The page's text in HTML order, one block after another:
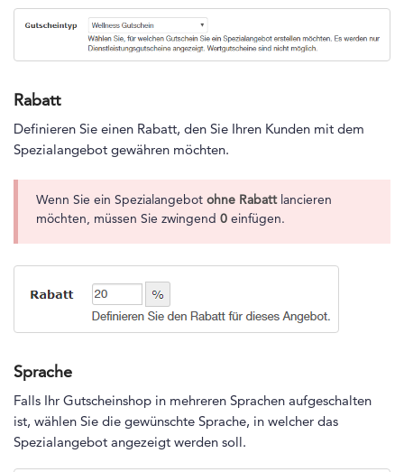
Rabatt
Definieren Sie einen Rabatt, den Sie Ihren Kunden mit dem
Spezialangebot gewähren möchten.
Wenn Sie ein Spezialangebot ohne Rabatt lancieren
möchten, müssen Sie zwingend 0 einfügen.
Sprache
Falls Ihr Gutscheinshop in mehreren Sprachen aufgeschalten
ist, wählen Sie die gewünschte Sprache, in welcher das
Spezialangebot angezeigt werden soll.